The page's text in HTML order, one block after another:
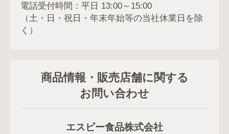
電話受付時間：平日 13:00～15:00
（土・日・祝日・年末年始等の当社休業日を除
く）
商品情報・販売店舗に関する
お問い合わせ
エスビー食品株式会社